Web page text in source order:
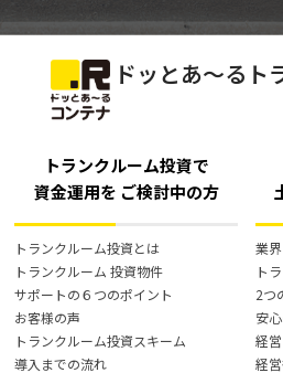
ドッとあ～るト
トランクルーム投資で
資金運用を ご検討中の方
トランクルーム投資とは
トランクルーム 投資物件
サポートの６つのポイント
お客様の声
トランクルーム投資スキーム
導入までの流れ
業
ト
2つ
安
経
経